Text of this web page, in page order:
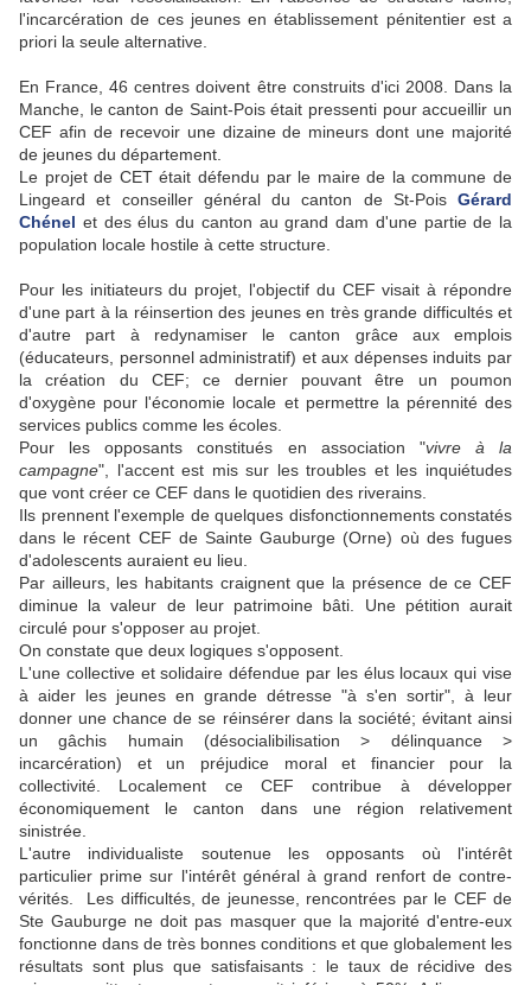
l'incarcération de ces jeunes en établissement pénitentier est a
priori la seule alternative.
En France, 46 centres doivent être construits d'ici 2008. Dans la
Manche, le canton de Saint-Pois était pressenti pour accueillir un
CEF afin de recevoir une dizaine de mineurs dont une majorité
de jeunes du département.
Le projet de CET était défendu par le maire de la commune de
Lingeard et conseiller général du canton de St-Pois Gérard
Chénel et des élus du canton au grand dam d'une partie de la
population locale hostile à cette structure.
Pour les initiateurs du projet, l'objectif du CEF visait à répondre
d'une part à la réinsertion des jeunes en très grande difficultés et
d'autre part à redynamiser le canton grâce aux emplois
(éducateurs, personnel administratif) et aux dépenses induits par
la création du CEF; ce dernier pouvant être un poumon
d'oxygène pour l'économie locale et permettre la pérennité des
services publics comme les écoles.
Pour les opposants constitués en association "vivre à la
campagne", l'accent est mis sur les troubles et les inquiétudes
que vont créer ce CEF dans le quotidien des riverains.
Ils prennent l'exemple de quelques disfonctionnements constatés
dans le récent CEF de Sainte Gauburge (Orne) où des fugues
d'adolescents auraient eu lieu.
Par ailleurs, les habitants craignent que la présence de ce CEF
diminue la valeur de leur patrimoine bâti. Une pétition aurait
circulé pour s'opposer au projet.
On constate que deux logiques s'opposent.
L'une collective et solidaire défendue par les élus locaux qui vise
à aider les jeunes en grande détresse "à s'en sortir", à leur
donner une chance de se réinsérer dans la société; évitant ainsi
un gâchis humain (désocialibilisation > délinquance >
incarcération) et un préjudice moral et financier pour la
collectivité. Localement ce CEF contribue à développer
économiquement le canton dans une région relativement
sinistrée.
L'autre individualiste soutenue les opposants où l'intérêt
particulier prime sur l'intérêt général à grand renfort de contre-
vérités. Les difficultés, de jeunesse, rencontrées par le CEF de
Ste Gauburge ne doit pas masquer que la majorité d'entre-eux
fonctionne dans de très bonnes conditions et que globalement les
résultats sont plus que satisfaisants : le taux de récidive des